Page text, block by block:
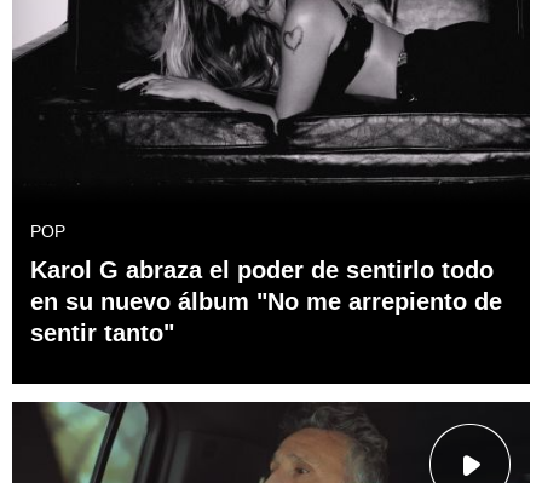
POP
Karol G abraza el poder de sentirlo todo
en su nuevo álbum "No me arrepiento de
sentir tanto"